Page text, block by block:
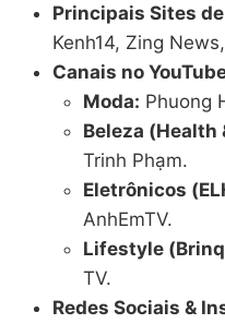
Principais Sites
Kenh14, Zing
Canais no
Moda: Phuong
Beleza (Health
Trinh Phạm.
Eletrônicos
AnhEmTV.
Lifestyle
TV.
Redes Sociais &